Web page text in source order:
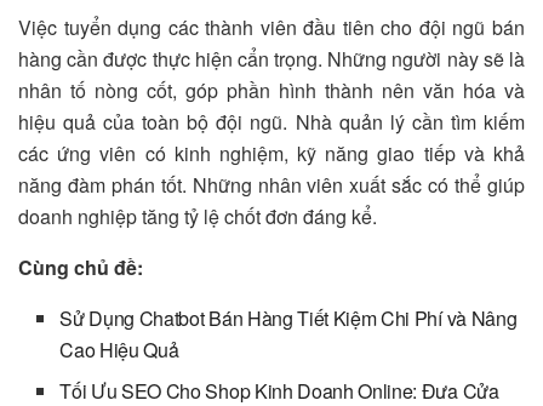
Việc tuyển dụng các thành viên đầu tiên cho đội ngũ bán
hàng cần được thực hiện cẩn trọng. Những người này sẽ là
nhân tố nòng cốt, góp phần hình thành nên văn hóa và
hiệu quả của toàn bộ đội ngũ. Nhà quản lý cần tìm kiếm
các ứng viên có kinh nghiệm, kỹ năng giao tiếp và khả
năng đàm phán tốt. Những nhân viên xuất sắc có thể giúp
doanh nghiệp tăng tỷ lệ chốt đơn đáng kể.
Cùng chủ đề:
Sử Dụng Chatbot Bán Hàng Tiết Kiệm Chi Phí và Nâng
Cao Hiệu Quả
Tối Ưu SEO Cho Shop Kinh Doanh Online: Đưa Cửa